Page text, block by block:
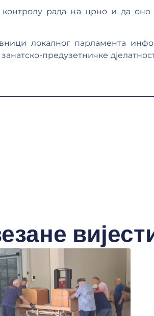
контролу рада на црно и да
локалног парламента
предузетничке